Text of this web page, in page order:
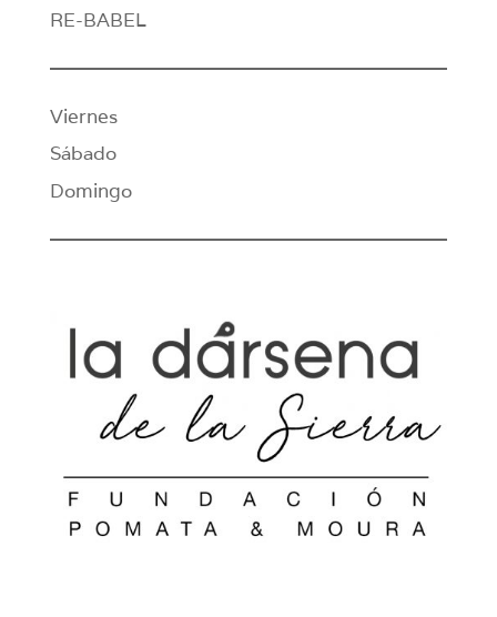
RE-BABEL
Viernes
Sábado
Domingo